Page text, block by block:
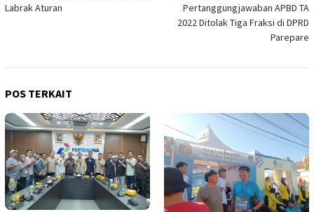
Labrak Aturan
Pertanggungjawaban APBD TA
2022 Ditolak Tiga Fraksi di DPRD
Parepare
POS TERKAIT